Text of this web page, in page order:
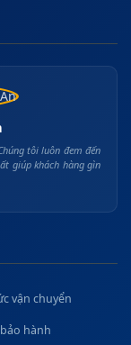
tôi luôn đem đến
giúp khách hàng gìn
vận chuyển
hành